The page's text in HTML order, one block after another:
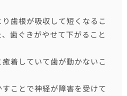
歯根が吸収して短くなるこ
歯ぐきがやせて下がること
着していて歯が動かないこ
ことで神経が障害を受けて